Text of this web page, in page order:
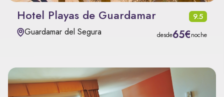
Hotel Playas de Guardamar 9.5
Guardamar del Segura desde65€noche